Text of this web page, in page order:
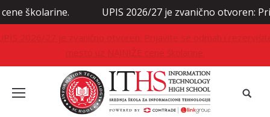
UPIS 2026/27 je zvanično otvoren: Prijavite
2026/27 je zvanično otvoren: Prijavite se odmah i
mesto uz NAJNIŽE cene školarine.